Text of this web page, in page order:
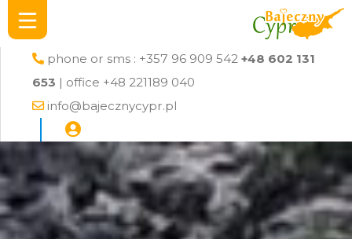
phone or sms : +357 96 909 542 +48 602 131
653 | office +48 221189 040
info@bajecznycypr.pl